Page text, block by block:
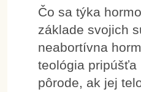
Čo sa týka
základe svojich
neabortívna
teológia pripúšťa
pôrode, ak jej